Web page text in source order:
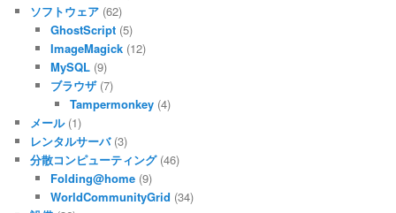
ソフトウェア (62)
GhostScript(5)
ImageMagick(12)
MySQL(9)
ブラウザ(7)
Tampermonkey (4)
メール(1)
レンタルサーバ(3)
分散コンピューティング(46)
Folding@home(9)
WorldCommunityGrid (34)